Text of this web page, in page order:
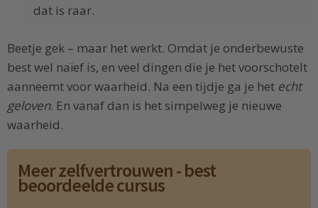
dat is raar.
Beetje gek – maar het werkt. Omdat je onderbewuste
best wel naïef is, en veel dingen die je het voorschotelt
aanneemt voor waarheid. Na een tijdje ga je het echt
geloven. En vanaf dan is het simpelweg je nieuwe
waarheid.
Meer zelfvertrouwen - best
beoordeelde cursus